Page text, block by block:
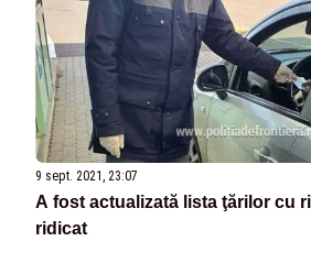
9 sept. 2021, 23:07
A fost actualizată lista ţărilor cu
ridicat